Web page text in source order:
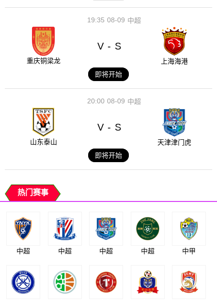
08-09
19:35 中超
重庆铜梁龙
V - S
上海海港
即将开始
08-09
20:00 中超
山东泰山
V - S
天津津门虎
即将开始
热门赛事
中超 中超 中超 中超 中甲